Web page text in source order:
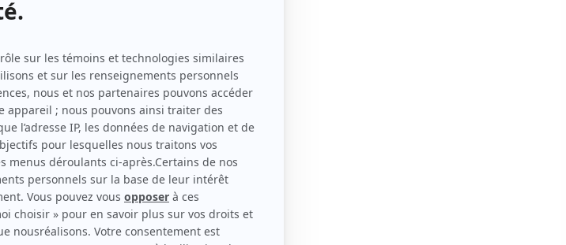
(Rôle inconnu
inconnu)
)
(Rôle inconnu )
Rôle inconnu )
inconnu